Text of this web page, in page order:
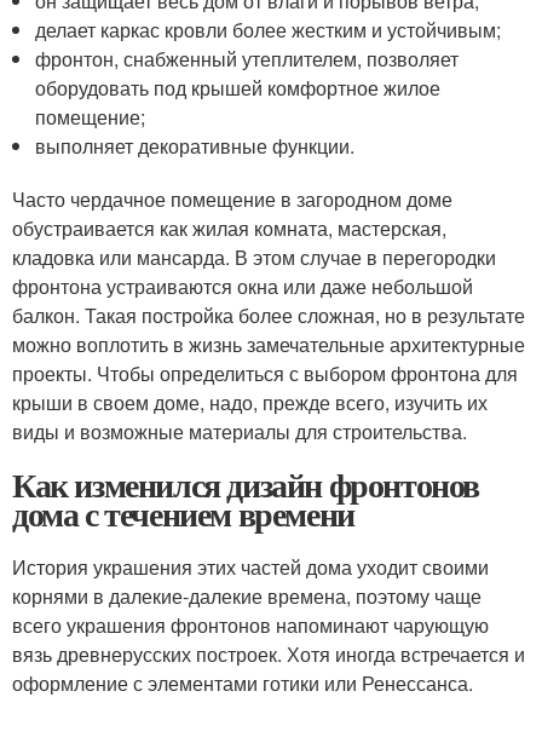
делает каркас кровли более жестким и устойчивым;
фронтон, снабженный утеплителем, позволяет
оборудовать под крышей комфортное жилое
помещение;
выполняет декоративные функции.
Часто чердачное помещение в загородном доме
обустраивается как жилая комната, мастерская,
кладовка или мансарда. В этом случае в перегородки
фронтона устраиваются окна или даже небольшой
балкон. Такая постройка более сложная, но в результате
можно воплотить в жизнь замечательные архитектурные
проекты. Чтобы определиться с выбором фронтона для
крыши в своем доме, надо, прежде всего, изучить их
виды и возможные материалы для строительства.
Как изменился дизайн фронтонов
дома с течением времени
История украшения этих частей дома уходит своими
корнями в далекие-далекие времена, поэтому чаще
всего украшения фронтонов напоминают чарующую
вязь древнерусских построек. Хотя иногда встречается и
оформление с элементами готики или Ренессанса.